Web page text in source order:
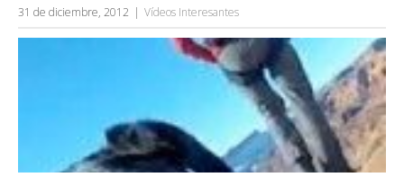
31 de diciembre, 2012 Vídeos Interesantes